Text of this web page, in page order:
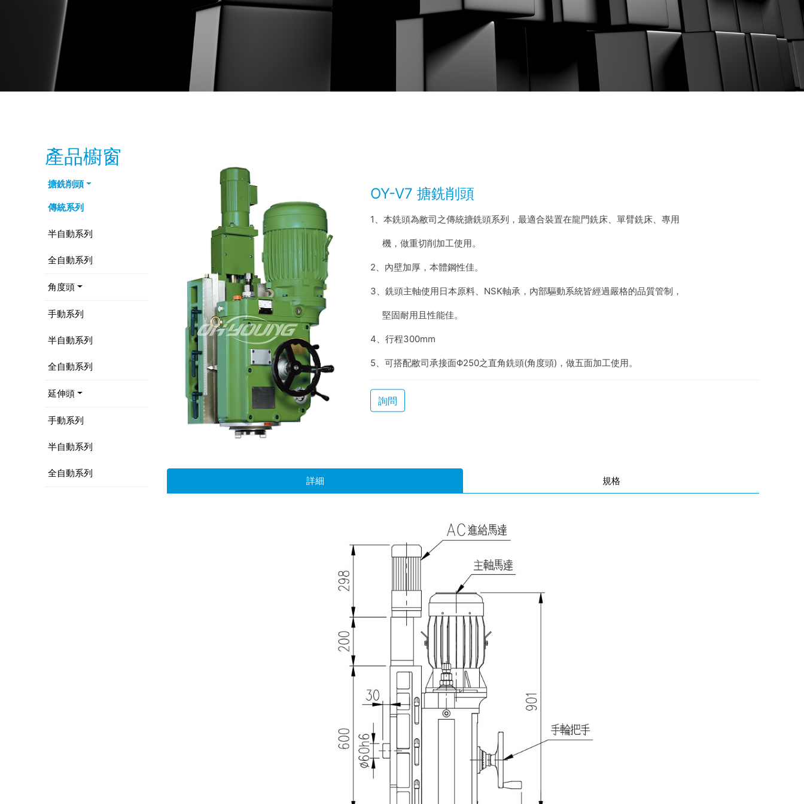
產品櫥窗
搪銑削頭
傳統系列
半自動系列
全自動系列
角度頭
手動系列
半自動系列
全自動系列
延伸頭
手動系列
半自動系列
全自動系列
OY-V7 搪銑削頭
1、本銑頭為敝司之傳統搪銑頭系列，最適合裝置在龍門銑床、單臂銑床、專用
機，做重切削加工使用。
2、內壁加厚，本體鋼性佳。
3、銑頭主軸使用日本原料、NSK軸承，內部驅動系統皆經過嚴格的品質管制，
堅固耐用且性能佳。
4、行程300mm
5、可搭配敝司承接面Φ250之直角銑頭(角度頭)，做五面加工使用。
詢問
詳細 規格